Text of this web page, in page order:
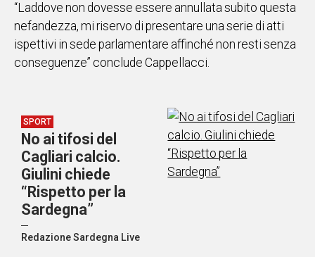
“Laddove non dovesse essere annullata subito questa
nefandezza, mi riservo di presentare una serie di atti
ispettivi in sede parlamentare affinché non resti senza
conseguenze” conclude Cappellacci.
SPORT
No ai tifosi del
Cagliari calcio.
Giulini chiede
“Rispetto per la
Sardegna”
Redazione Sardegna Live